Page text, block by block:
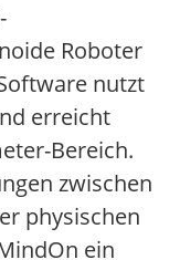
Roboter
nutzt
erreicht
Bereich.
zwischen
physischen
ein